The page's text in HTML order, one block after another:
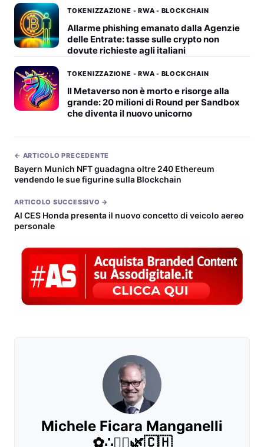
TOKENIZZAZIONE - RWA - BLOCKCHAIN
Allarme phishing emanato dalla Agenzie
delle Entrate: tasse sulle crypto non
dovute richieste agli italiani
TOKENIZZAZIONE - RWA - BLOCKCHAIN
Il Metaverso non è morto e risorge alla
grande: 20 milioni di Round per Sandbox
che diventa il nuovo unicorno
← ARTICOLO PRECEDENTE
Bayern Munich NFT guadagna oltre 240 Ethereum
vendendo le sue figurine sulla Blockchain
ARTICOLO SUCCESSIVO →
Al CES Honda presenta il nuovo concetto di veicolo aereo
personale
Michele Ficara Manganelli
✿∴♛🌿🇨🇭